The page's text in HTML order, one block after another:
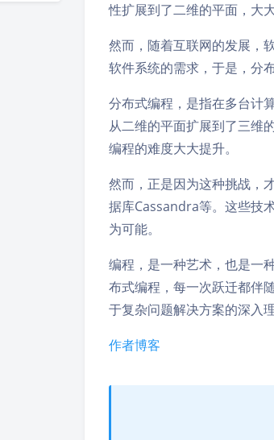
性扩展到了二维的平面，大
然而，随着互联网的发展，
软件系统的需求，于是，分
分布式编程，是指在多台计
从二维的平面扩展到了三维
编程的难度大大提升。
然而，正是因为这种挑战，
据库Cassandra等。这些技
为可能。
编程，是一种艺术，也是一
布式编程，每一次跃迁都伴
于复杂问题解决方案的深入
作者博客